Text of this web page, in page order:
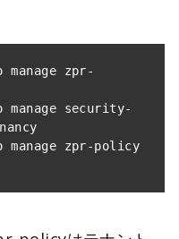
manage zpr-
manage security-
manage zpr-